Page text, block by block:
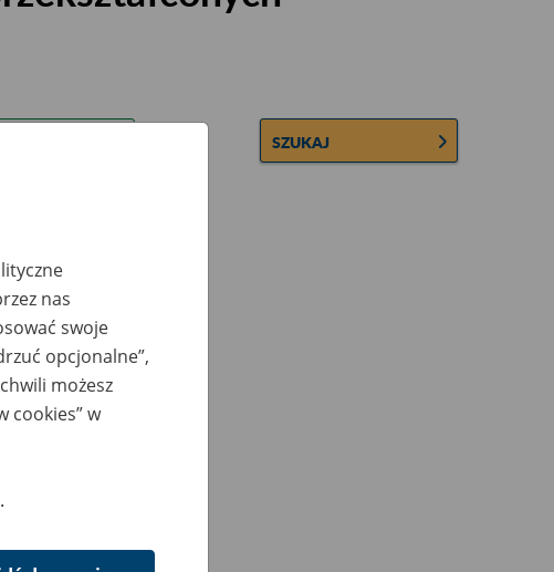
SZUKAJ
nas
swoje
opcjonalne”,
możesz
cookies” w